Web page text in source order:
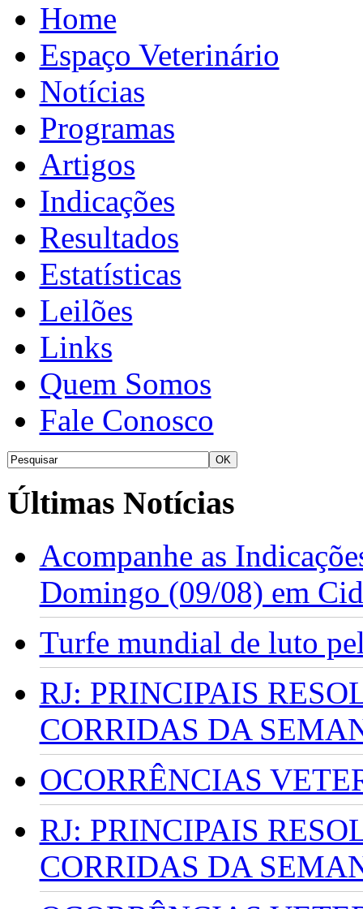
Home
Espaço Veterinário
Notícias
Programas
Artigos
Indicações
Resultados
Estatísticas
Leilões
Links
Quem Somos
Fale Conosco
Últimas Notícias
Acompanhe as
Domingo (09/08) em
Turfe mundial de luto
RJ: PRINCIPAIS
CORRIDAS DA
OCORRÊNCIAS
RJ: PRINCIPAIS
CORRIDAS DA